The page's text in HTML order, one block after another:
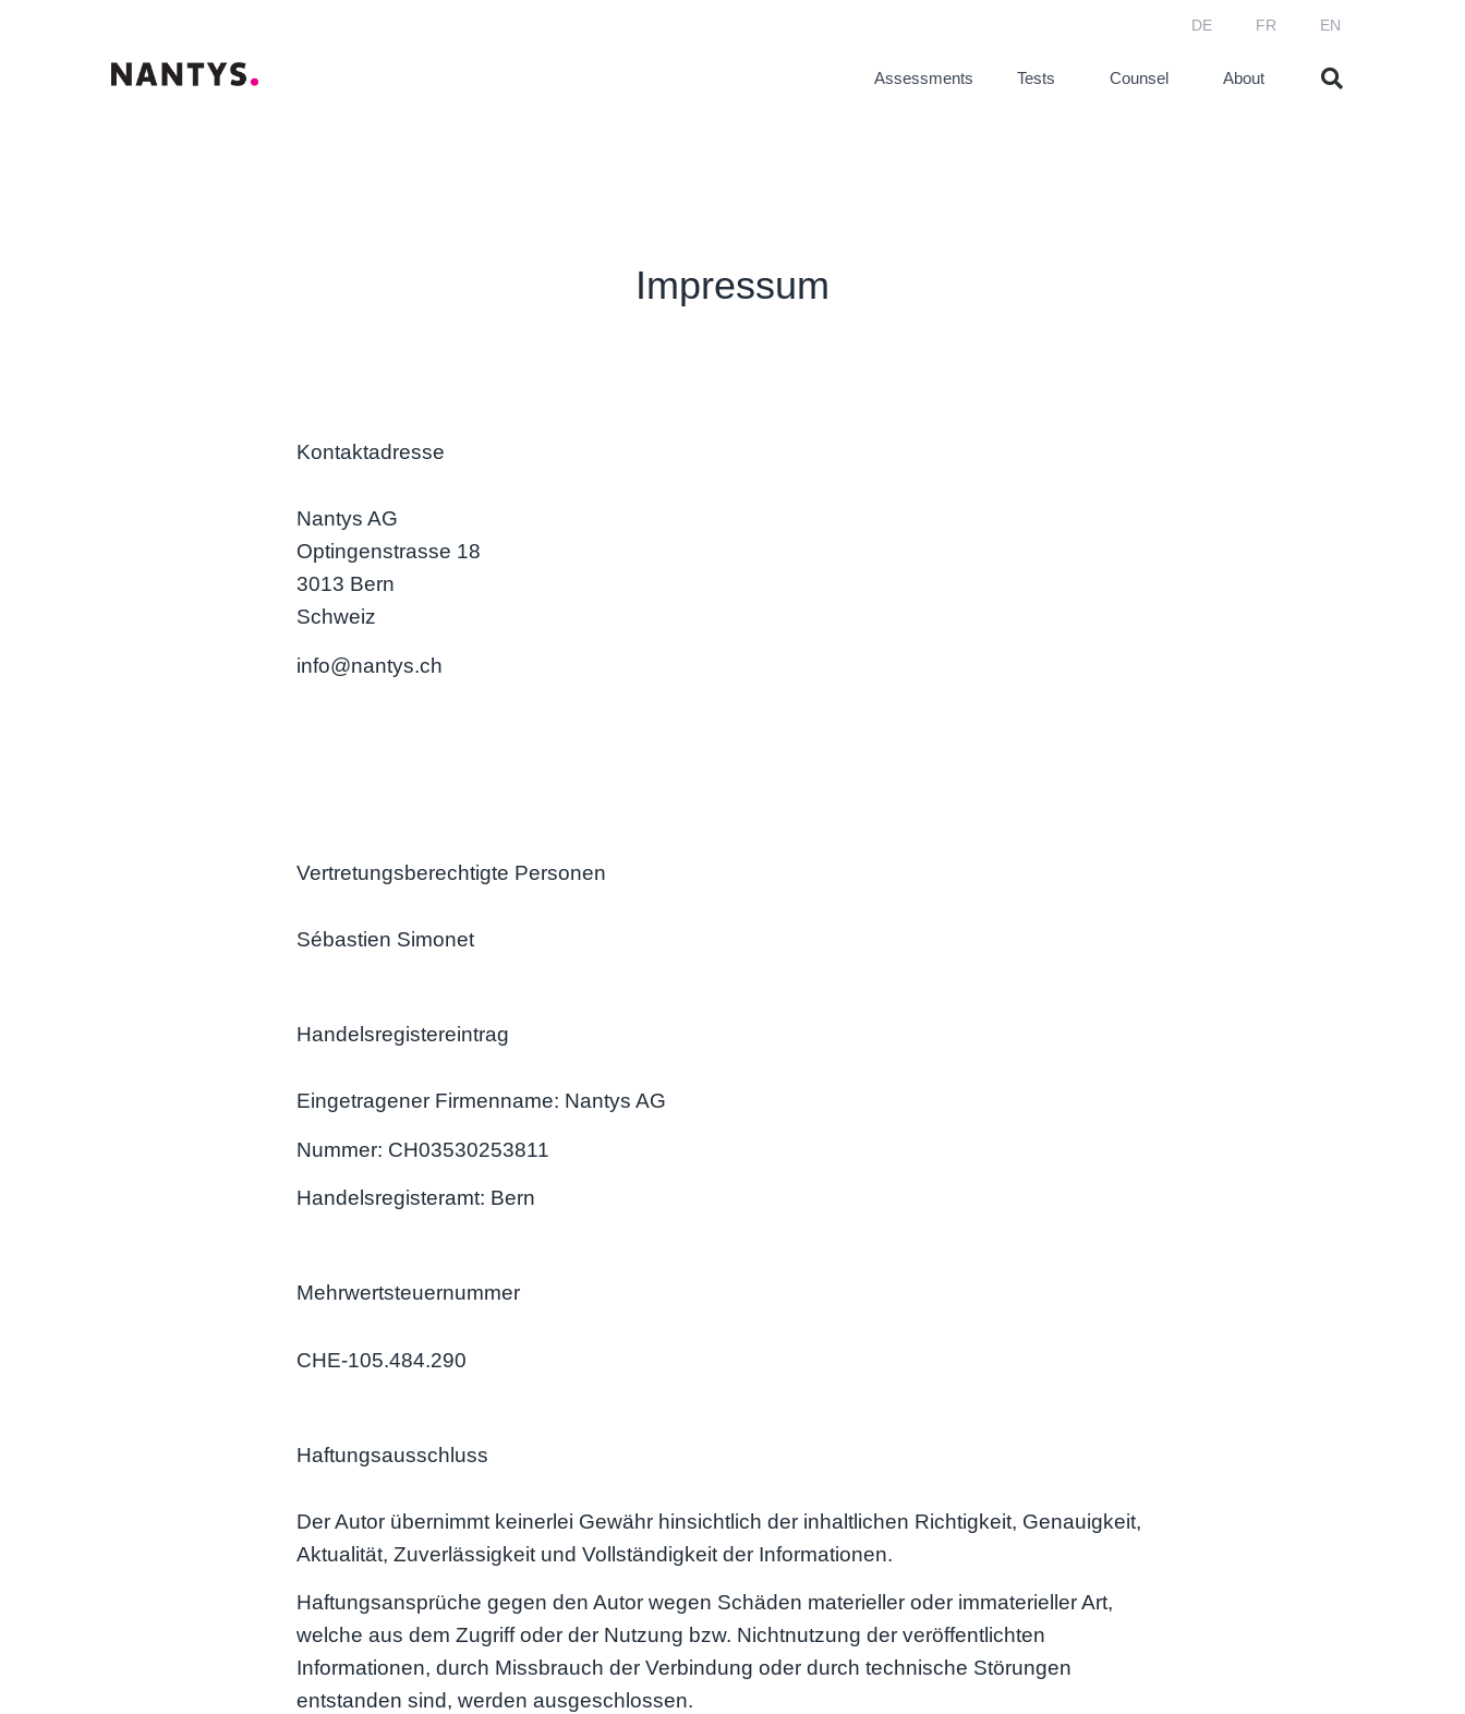
DE FR EN
Assessments Tests Counsel About
Impressum
Kontaktadresse
Nantys AG
Optingenstrasse 18
3013 Bern
Schweiz
info@nantys.ch
Vertretungsberechtigte Personen
Sébastien Simonet
Handelsregistereintrag
Eingetragener Firmenname: Nantys AG
Nummer: CH03530253811
Handelsregisteramt: Bern
Mehrwertsteuernummer
CHE-105.484.290
Haftungsausschluss
Der Autor übernimmt keinerlei Gewähr hinsichtlich der inhaltlichen Richtigkeit, Genauigkeit,
Aktualität, Zuverlässigkeit und Vollständigkeit der Informationen.
Haftungsansprüche gegen den Autor wegen Schäden materieller oder immaterieller Art,
welche aus dem Zugriff oder der Nutzung bzw. Nichtnutzung der veröffentlichten
Informationen, durch Missbrauch der Verbindung oder durch technische Störungen
entstanden sind, werden ausgeschlossen.